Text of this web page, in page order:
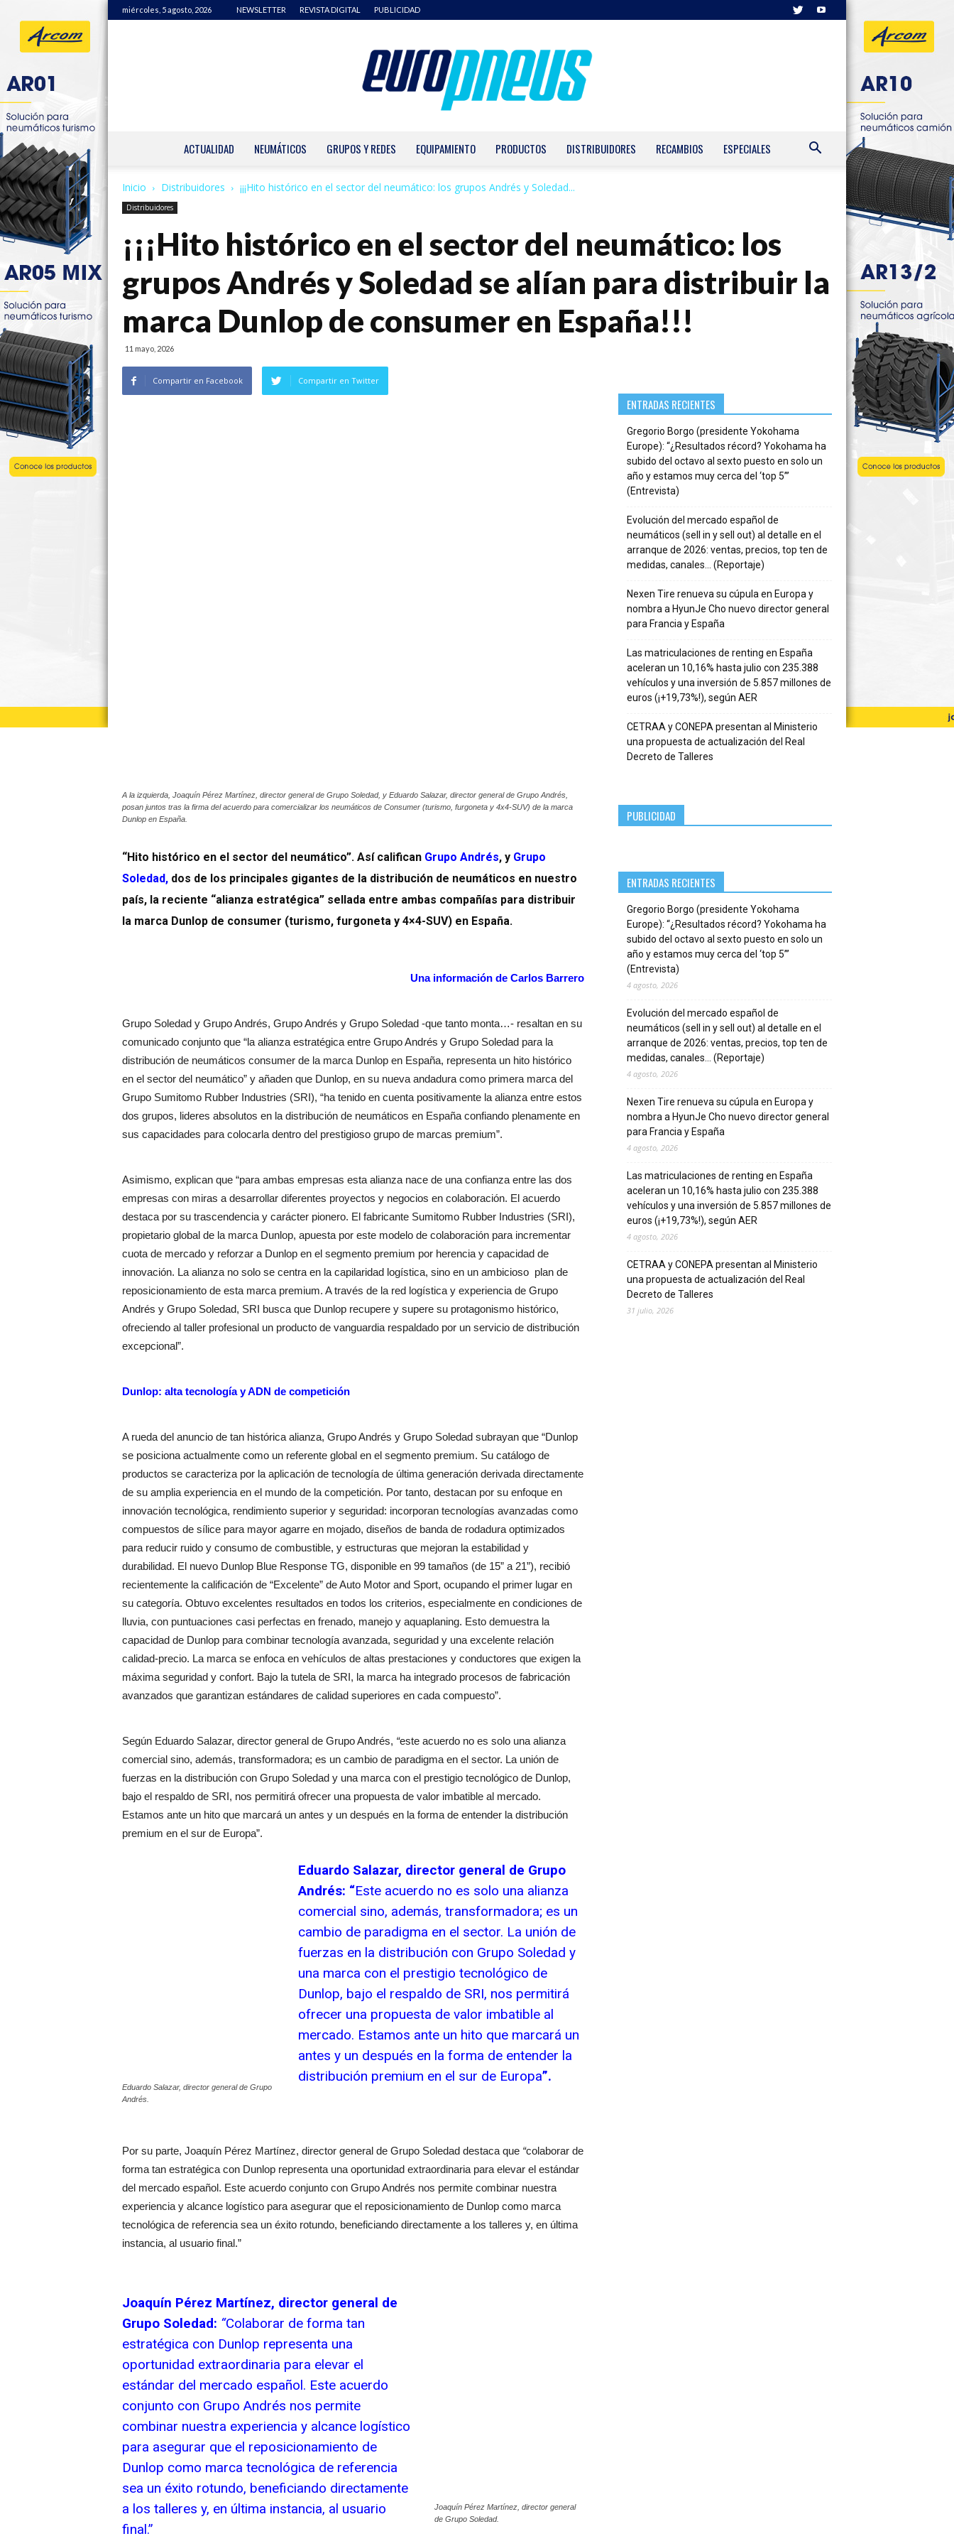
miércoles, 5 agosto, 2026 NEWSLETTER REVISTA DIGITAL PUBLICIDAD
ACTUALIDAD NEUMÁTICOS GRUPOS Y REDES EQUIPAMIENTO PRODUCTOS DISTRIBUIDORES RECAMBIOS ESPECIALES
Inicio Distribuidores ¡¡¡Hito histórico en el sector del neumático: los grupos Andrés y Soledad...
Distribuidores
¡¡¡Hito histórico en el sector del neumático: los
grupos Andrés y Soledad se alían para distribuir la
marca Dunlop de consumer en España!!!
11 mayo, 2026
Compartir en Facebook Compartir en Twitter
A la izquierda, Joaquín Pérez Martínez, director general de Grupo Soledad, y Eduardo Salazar, director general de Grupo Andrés,
posan juntos tras la firma del acuerdo para comercializar los neumáticos de Consumer (turismo, furgoneta y 4x4-SUV) de la marca
Dunlop en España.
“Hito histórico en el sector del neumático”. Así califican Grupo Andrés, y Grupo
Soledad, dos de los principales gigantes de la distribución de neumáticos en nuestro
país, la reciente “alianza estratégica” sellada entre ambas compañías para distribuir
la marca Dunlop de consumer (turismo, furgoneta y 4×4-SUV) en España.
Una información de Carlos Barrero
Grupo Soledad y Grupo Andrés, Grupo Andrés y Grupo Soledad -que tanto monta…- resaltan en su
comunicado conjunto que “la alianza estratégica entre Grupo Andrés y Grupo Soledad para la
distribución de neumáticos consumer de la marca Dunlop en España, representa un hito histórico
en el sector del neumático” y añaden que Dunlop, en su nueva andadura como primera marca del
Grupo Sumitomo Rubber Industries (SRI), “ha tenido en cuenta positivamente la alianza entre estos
dos grupos, lideres absolutos en la distribución de neumáticos en España confiando plenamente en
sus capacidades para colocarla dentro del prestigioso grupo de marcas premium”.
Asimismo, explican que “para ambas empresas esta alianza nace de una confianza entre las dos
empresas con miras a desarrollar diferentes proyectos y negocios en colaboración. El acuerdo
destaca por su trascendencia y carácter pionero. El fabricante Sumitomo Rubber Industries (SRI),
propietario global de la marca Dunlop, apuesta por este modelo de colaboración para incrementar
cuota de mercado y reforzar a Dunlop en el segmento premium por herencia y capacidad de
innovación. La alianza no solo se centra en la capilaridad logística, sino en un ambicioso plan de
reposicionamiento de esta marca premium. A través de la red logística y experiencia de Grupo
Andrés y Grupo Soledad, SRI busca que Dunlop recupere y supere su protagonismo histórico,
ofreciendo al taller profesional un producto de vanguardia respaldado por un servicio de distribución
excepcional”.
Dunlop: alta tecnología y ADN de competición
A rueda del anuncio de tan histórica alianza, Grupo Andrés y Grupo Soledad subrayan que “Dunlop
se posiciona actualmente como un referente global en el segmento premium. Su catálogo de
productos se caracteriza por la aplicación de tecnología de última generación derivada directamente
de su amplia experiencia en el mundo de la competición. Por tanto, destacan por su enfoque en
innovación tecnológica, rendimiento superior y seguridad: incorporan tecnologías avanzadas como
compuestos de sílice para mayor agarre en mojado, diseños de banda de rodadura optimizados
para reducir ruido y consumo de combustible, y estructuras que mejoran la estabilidad y
durabilidad. El nuevo Dunlop Blue Response TG, disponible en 99 tamaños (de 15” a 21”), recibió
recientemente la calificación de “Excelente” de Auto Motor and Sport, ocupando el primer lugar en
su categoría. Obtuvo excelentes resultados en todos los criterios, especialmente en condiciones de
lluvia, con puntuaciones casi perfectas en frenado, manejo y aquaplaning. Esto demuestra la
capacidad de Dunlop para combinar tecnología avanzada, seguridad y una excelente relación
calidad-precio. La marca se enfoca en vehículos de altas prestaciones y conductores que exigen la
máxima seguridad y confort. Bajo la tutela de SRI, la marca ha integrado procesos de fabricación
avanzados que garantizan estándares de calidad superiores en cada compuesto”.
Según Eduardo Salazar, director general de Grupo Andrés, “este acuerdo no es solo una alianza
comercial sino, además, transformadora; es un cambio de paradigma en el sector. La unión de
fuerzas en la distribución con Grupo Soledad y una marca con el prestigio tecnológico de Dunlop,
bajo el respaldo de SRI, nos permitirá ofrecer una propuesta de valor imbatible al mercado.
Estamos ante un hito que marcará un antes y un después en la forma de entender la distribución
premium en el sur de Europa”.
Eduardo Salazar, director general de Grupo
Andrés.
Eduardo Salazar, director general de Grupo
Andrés: “Este acuerdo no es solo una alianza
comercial sino, además, transformadora; es un
cambio de paradigma en el sector. La unión de
fuerzas en la distribución con Grupo Soledad y
una marca con el prestigio tecnológico de
Dunlop, bajo el respaldo de SRI, nos permitirá
ofrecer una propuesta de valor imbatible al
mercado. Estamos ante un hito que marcará un
antes y un después en la forma de entender la
distribución premium en el sur de Europa”.
Por su parte, Joaquín Pérez Martínez, director general de Grupo Soledad destaca que “colaborar de
forma tan estratégica con Dunlop representa una oportunidad extraordinaria para elevar el estándar
del mercado español. Este acuerdo conjunto con Grupo Andrés nos permite combinar nuestra
experiencia y alcance logístico para asegurar que el reposicionamiento de Dunlop como marca
tecnológica de referencia sea un éxito rotundo, beneficiando directamente a los talleres y, en última
instancia, al usuario final.”
Joaquín Pérez Martínez, director general
de Grupo Soledad.
Joaquín Pérez Martínez, director general de
Grupo Soledad: “Colaborar de forma tan
estratégica con Dunlop representa una
oportunidad extraordinaria para elevar el
estándar del mercado español. Este acuerdo
conjunto con Grupo Andrés nos permite
combinar nuestra experiencia y alcance logístico
para asegurar que el reposicionamiento de
Dunlop como marca tecnológica de referencia
sea un éxito rotundo, beneficiando directamente
a los talleres y, en última instancia, al usuario
final.”
ENTRADAS RECIENTES
Gregorio Borgo (presidente Yokohama
Europe): “¿Resultados récord? Yokohama ha
subido del octavo al sexto puesto en solo un
año y estamos muy cerca del ‘top 5’”
(Entrevista)
Evolución del mercado español de
neumáticos (sell in y sell out) al detalle en el
arranque de 2026: ventas, precios, top ten de
medidas, canales… (Reportaje)
Nexen Tire renueva su cúpula en Europa y
nombra a HyunJe Cho nuevo director general
para Francia y España
Las matriculaciones de renting en España
aceleran un 10,16% hasta julio con 235.388
vehículos y una inversión de 5.857 millones de
euros (¡+19,73%!), según AER
CETRAA y CONEPA presentan al Ministerio
una propuesta de actualización del Real
Decreto de Talleres
PUBLICIDAD
ENTRADAS RECIENTES
Gregorio Borgo (presidente Yokohama
Europe): “¿Resultados récord? Yokohama ha
subido del octavo al sexto puesto en solo un
año y estamos muy cerca del ‘top 5’”
(Entrevista)
4 agosto, 2026
Evolución del mercado español de
neumáticos (sell in y sell out) al detalle en el
arranque de 2026: ventas, precios, top ten de
medidas, canales… (Reportaje)
4 agosto, 2026
Nexen Tire renueva su cúpula en Europa y
nombra a HyunJe Cho nuevo director general
para Francia y España
4 agosto, 2026
Las matriculaciones de renting en España
aceleran un 10,16% hasta julio con 235.388
vehículos y una inversión de 5.857 millones de
euros (¡+19,73%!), según AER
4 agosto, 2026
CETRAA y CONEPA presentan al Ministerio
una propuesta de actualización del Real
Decreto de Talleres
31 julio, 2026